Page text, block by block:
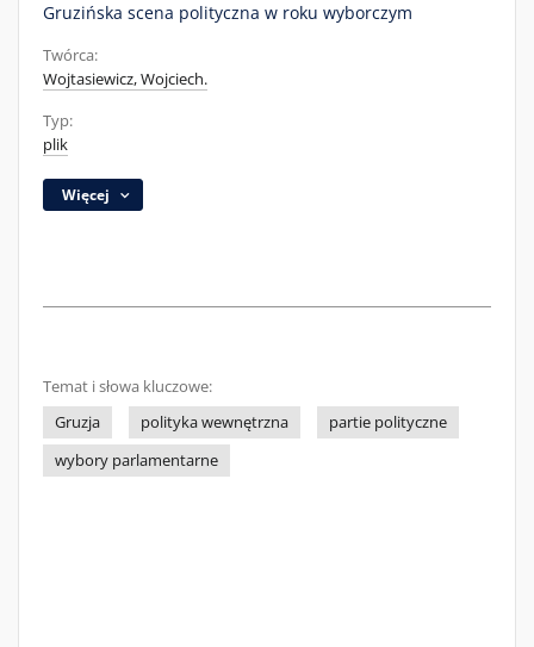
Gruzińska scena polityczna w roku wyborczym
Twórca:
Wojtasiewicz, Wojciech.
Typ:
plik
Więcej
Temat i słowa kluczowe:
Gruzja
polityka wewnętrzna
partie polityczne
wybory parlamentarne